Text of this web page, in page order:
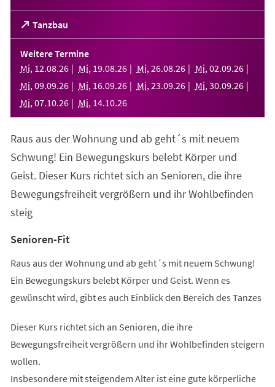
Tanzbau
(Öffnet
in
einem
neuen
Tab)
Weitere Termine
Mi, 12.08.26 Mi, 19.08.26 Mi, 26.08.26 Mi, 02.09.26
Mi, 09.09.26 Mi, 16.09.26 Mi, 23.09.26 Mi, 30.09.26
Mi, 07.10.26 Mi, 14.10.26
Raus aus der Wohnung und ab geht´s mit neuem
Schwung! Ein Bewegungskurs belebt Körper und
Geist. Dieser Kurs richtet sich an Senioren, die ihre
Bewegungsfreiheit vergrößern und ihr Wohlbefinden
steig
Senioren-Fit
Raus aus der Wohnung und ab geht´s mit neuem Schwung!
Ein Bewegungskurs belebt Körper und Geist. Wenn es
gewünscht wird, gibt es auch Einblick den Bereich des Tanzes
Dieser Kurs richtet sich an Senioren, die ihre
Bewegungsfreiheit vergrößern und ihr Wohlbefinden steigern
wollen.
Insbesondere mit steigendem Alter ist eine gute körperliche